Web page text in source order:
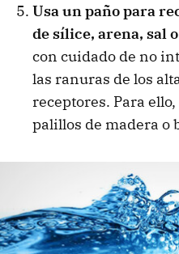
Usa un paño para
de sílice, arena, sal
con cuidado de no
las ranuras de los
receptores. Para
palillos de madera o